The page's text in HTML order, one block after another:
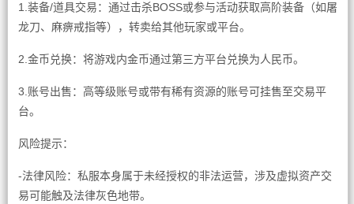
1.装备/道具交易：通过击杀BOSS或参与活动获取高阶装备（如屠
龙刀、麻痹戒指等），转卖给其他玩家或平台。
2.金币兑换：将游戏内金币通过第三方平台兑换为人民币。
3.账号出售：高等级账号或带有稀有资源的账号可挂售至交易平
台。
风险提示：
-法律风险：私服本身属于未经授权的非法运营，涉及虚拟资产交
易可能触及法律灰色地带。